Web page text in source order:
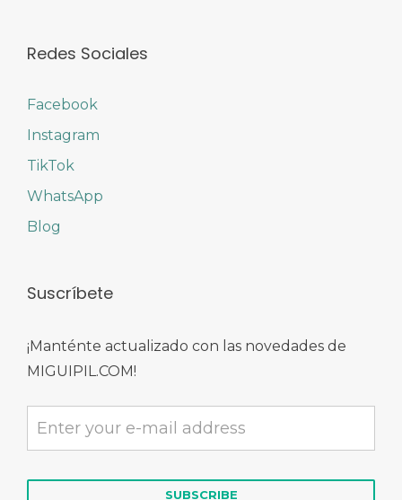
Redes Sociales
Facebook
Instagram
TikTok
WhatsApp
Blog
Suscríbete
¡Manténte actualizado con las novedades de
MIGUIPIL.COM!